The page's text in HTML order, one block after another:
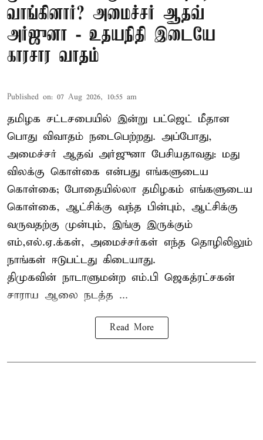
வாங்கினார்? அமைச்சர் ஆதவ்
அர்ஜுனா - உதயநிதி இடையே
காரசார வாதம்
Published on: 07 Aug 2026, 10:55 am
தமிழக சட்டசபையில் இன்று பட்ஜெட் மீதான
பொது விவாதம் நடைபெற்றது. அப்போது,
அமைச்சர் ஆதவ் அர்ஜுனா பேசியதாவது: மது
விலக்கு கொள்கை என்பது எங்களுடைய
கொள்கை; போதையில்லா தமிழகம் எங்களுடைய
கொள்கை, ஆட்சிக்கு வந்த பின்பும், ஆட்சிக்கு
வருவதற்கு முன்பும், இங்கு இருக்கும்
எம்,எல்.ஏ.க்கள், அமைச்சர்கள் எந்த தொழிலிலும்
நாங்கள் ஈடுபட்டது கிடையாது.
திமுகவின் நாடாளுமன்ற எம்.பி ஜெகத்ரட்சகன்
சாராய ஆலை நடத்த ...
Read More